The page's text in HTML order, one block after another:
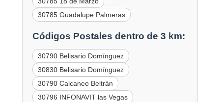
30785 Guadalupe Palmeras
Códigos Postales dentro de 3 km:
30790 Belisario Domínguez
30830 Belisario Domínguez
30790 Calcaneo Beltrán
30796 INFONAVIT las Vegas